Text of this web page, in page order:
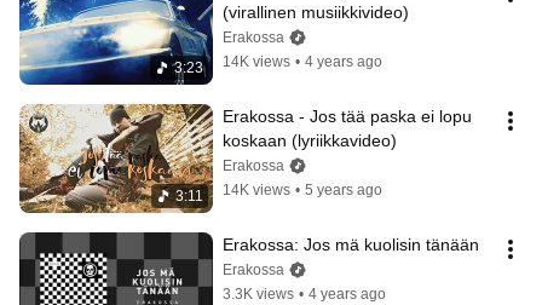
3:23
(virallinen musiikkivideo)
Erakossa
14K views • 4 years ago
3:11
Erakossa - Jos tää paska ei lopu
koskaan (lyriikkavideo)
Erakossa
14K views • 5 years ago
Erakossa: Jos mä kuolisin tänään
Erakossa
3.3K views • 4 years ago